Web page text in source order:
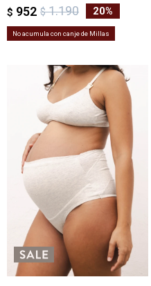
$ 952 $ 1.190 20
No acumula con canje de Millas